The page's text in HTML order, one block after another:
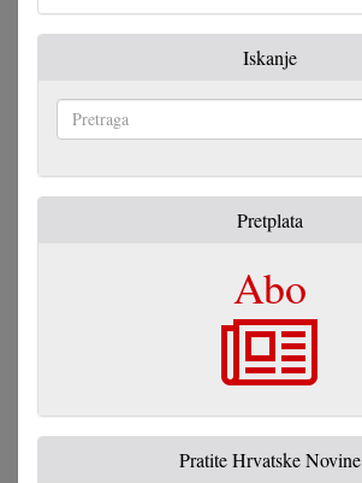
Iskanje
Pretplata
Abo
Pratite Hrvatske Novine